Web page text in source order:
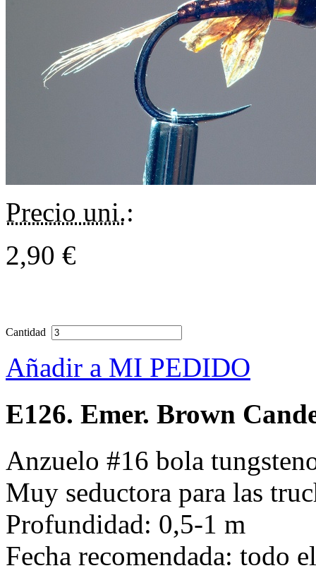
Precio uni.:
2,90 €
Cantidad
Añadir a MI PEDIDO
E126. Emer. Brown
Anzuelo #16 bola
Muy seductora para las
Profundidad: 0,5-1 m
Fecha recomendada: todo